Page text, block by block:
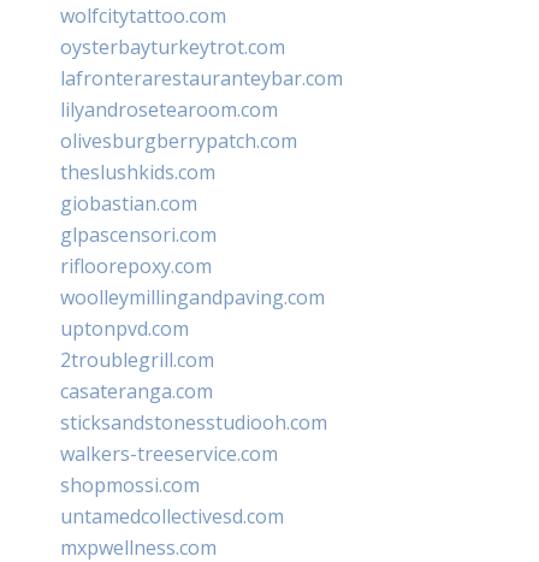
wolfcitytattoo.com
oysterbayturkeytrot.com
lafronterarestauranteybar.com
lilyandrosetearoom.com
olivesburgberrypatch.com
theslushkids.com
giobastian.com
glpascensori.com
rifloorepoxy.com
woolleymillingandpaving.com
uptonpvd.com
2troublegrill.com
casateranga.com
sticksandstonesstudiooh.com
walkers-treeservice.com
shopmossi.com
untamedcollectivesd.com
mxpwellness.com